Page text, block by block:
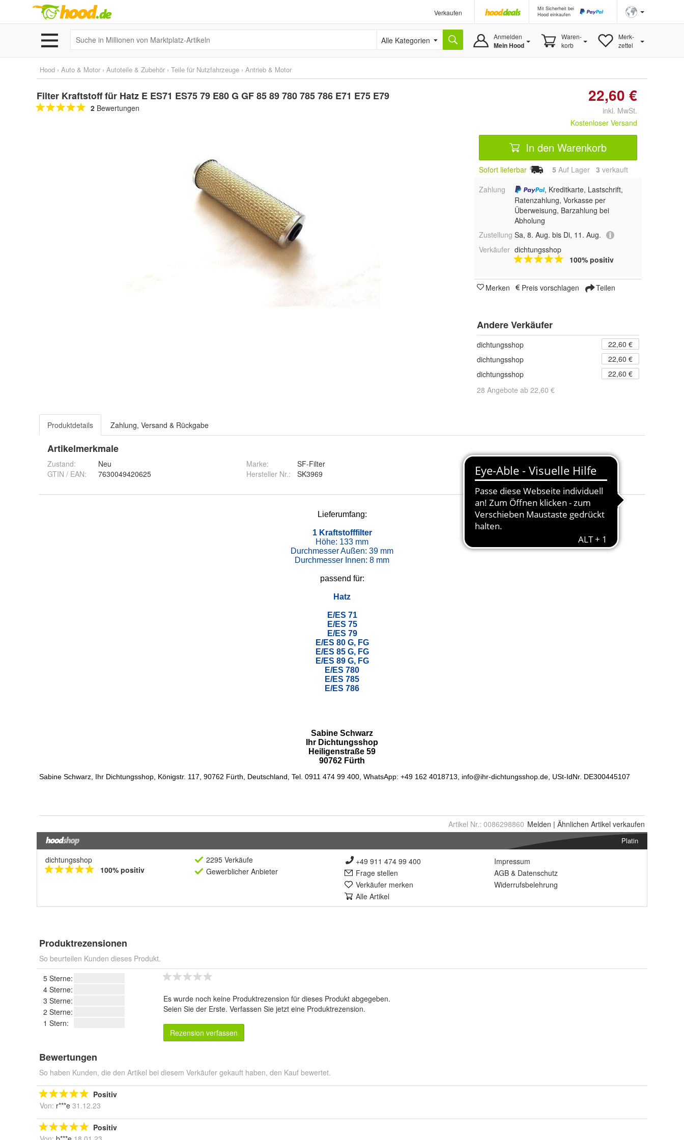
Verkaufen
Mit Sicherheit bei
Hood einkaufen
Alle Kategorien Anmelden
Mein Hood
Waren-
korb
Merk-
zettel
Hood › Auto & Motor › Autoteile & Zubehör › Teile für Nutzfahrzeuge › Antrieb & Motor
Filter Kraftstoff für Hatz E ES71 ES75 79 E80 G GF 85 89 780 785 786 E71 E75 E79
2 Bewertungen
22,60 €
inkl. MwSt.
Kostenloser Versand
In den Warenkorb
Sofort lieferbar 5 Auf Lager 3 verkauft
Zahlung
, Kreditkarte, Lastschrift,
Ratenzahlung, Vorkasse per
Überweisung, Barzahlung bei
Abholung
Zustellung Sa, 8. Aug. bis Di, 11. Aug.
Verkäufer dichtungsshop
100% positiv
Merken Preis vorschlagen Teilen
Andere Verkäufer
dichtungsshop
22,60 €
dichtungsshop
22,60 €
dichtungsshop
22,60 €
28 Angebote ab 22,60 €
Produktdetails Zahlung, Versand & Rückgabe
Artikelmerkmale
Zustand:
Neu
GTIN / EAN:
7630049420625
Marke:
SF-Filter
Hersteller Nr.:
SK3969
Artikel Nr.: 0086298860 Melden | Ähnlichen Artikel verkaufen
Platin
dichtungsshop
100% positiv
2295 Verkäufe
Gewerblicher Anbieter
+49 911 474 99 400
Frage stellen
Verkäufer merken
Alle Artikel
Impressum
AGB & Datenschutz
Widerrufsbelehrung
Produktrezensionen
So beurteilen Kunden dieses Produkt.
5 Sterne:
4 Sterne:
3 Sterne:
2 Sterne:
1 Stern:
Es wurde noch keine Produktrezension für dieses Produkt abgegeben.
Seien Sie der Erste. Verfassen Sie jetzt eine Produktrezension.
Rezension verfassen
Bewertungen
So haben Kunden, die den Artikel bei diesem Verkäufer gekauft haben, den Kauf bewertet.
Positiv
Von: r***e 31.12.23
Positiv